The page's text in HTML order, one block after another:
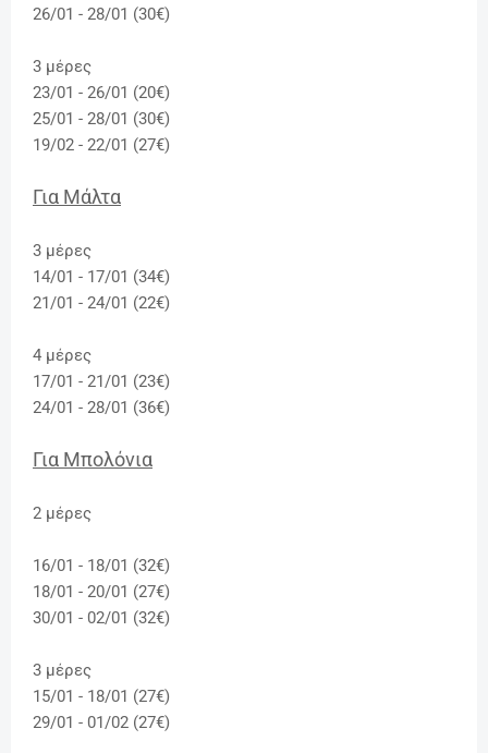
26/01 - 28/01 (30€)
3 μέρες
23/01 - 26/01 (20€)
25/01 - 28/01 (30€)
19/02 - 22/01 (27€)
Για Μάλτα
3 μέρες
14/01 - 17/01 (34€)
21/01 - 24/01 (22€)
4 μέρες
17/01 - 21/01 (23€)
24/01 - 28/01 (36€)
Για Μπολόνια
2 μέρες
16/01 - 18/01 (32€)
18/01 - 20/01 (27€)
30/01 - 02/01 (32€)
3 μέρες
15/01 - 18/01 (27€)
29/01 - 01/02 (27€)